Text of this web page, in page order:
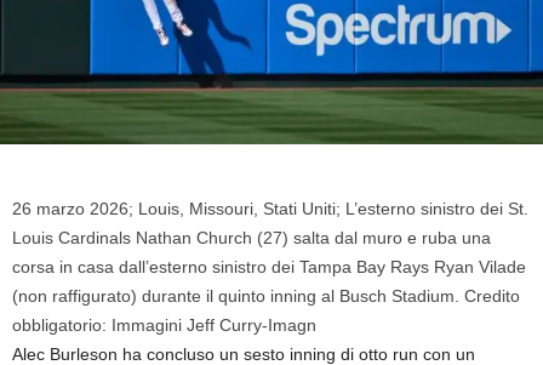
26 marzo 2026; Louis, Missouri, Stati Uniti; L’esterno sinistro dei St.
Louis Cardinals Nathan Church (27) salta dal muro e ruba una
corsa in casa dall’esterno sinistro dei Tampa Bay Rays Ryan Vilade
(non raffigurato) durante il quinto inning al Busch Stadium. Credito
obbligatorio: Immagini Jeff Curry-Imagn
Alec Burleson ha concluso un sesto inning di otto run con un